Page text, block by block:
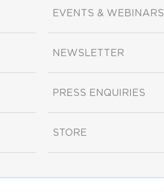
EVENTS & WEBINARS
NEWSLETTER
PRESS ENQUIRIES
STORE